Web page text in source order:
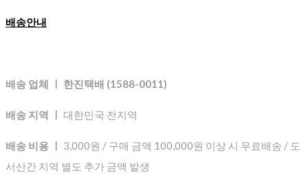
배송안내
배송 업체 ㅣ 한진택배 (1588-0011)
배송 지역 ㅣ 대한민국 전지역
배송 비용 ㅣ 3,000원 / 구매 금액 100,000원 이상 시 무료배송 / 도
서산간 지역 별도 추가 금액 발생